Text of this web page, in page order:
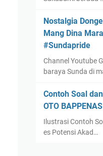
Nostalgia
Mang Dina
#Sundapride
Channel Youtube
baraya Sunda di
Contoh Soal
OTO BAPPENAS
Ilustrasi Contoh
es Potensi Akad…